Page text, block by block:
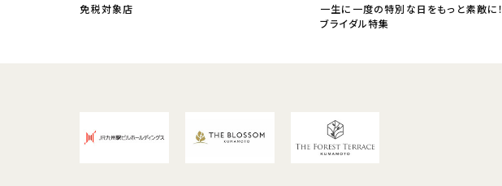
免税対象店
一生に一度の特別な日をもっと素敵に！
ブライダル特集